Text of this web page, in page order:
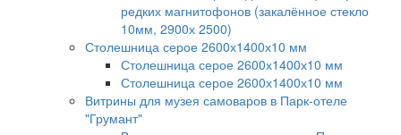
редких магнитофонов (закалённое стекло
10мм, 2900х 2500)
Столешница серое 2600х1400х10 мм
Столешница серое 2600х1400х10 мм
Столешница серое 2600х1400х10 мм
Витрины для музея самоваров в Парк-отеле
"Грумант"